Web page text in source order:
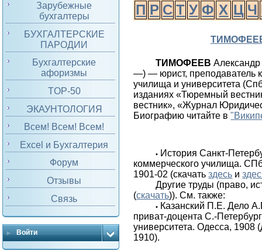
Зарубежные
бухгалтеры
БУХГАЛТЕРСКИЕ
ПАРОДИИ
Бухгалтерские
афоризмы
TOP-50
ЭКАУНТОЛОГИЯ
Всем! Всем! Всем!
Excel и Бухгалтерия
Форум
Отзывы
Связь
Войти
П Р С Т У Ф Х Ц Ч
ТИМОФЕЕВ Александр
—) — юрист, преподаватель
училища и университета
изданиях «Тюремный
вестник», «Журнал
Биографию читайте в
• История Санкт-
коммерческого училища.
1901-02 (скачатьздесь и
Другие труды (право,
(скачать)). См. также:
• Казанский П.Е. Дело
приват-доцента С.-
университета. Одесса,
1910).